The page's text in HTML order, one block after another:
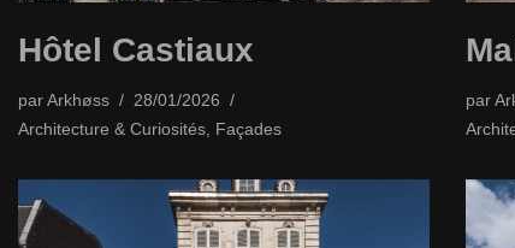
Hôtel Castiaux
parArkhøss
28/01/2026
Architecture & Curiosités Façades
par